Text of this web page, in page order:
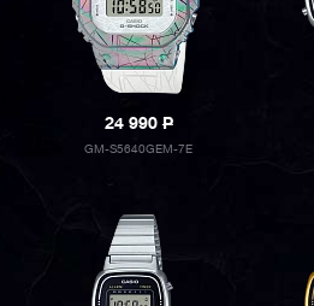
24 990P
GM-S5640GEM-7E